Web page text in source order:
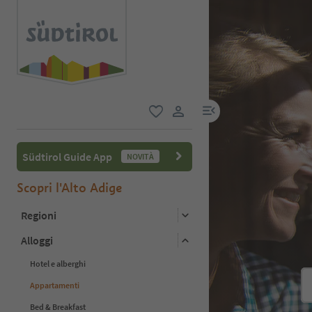
user link
menu link
Südtirol Guide App NOVITÀ
Scopri l'Alto Adige
Regioni
Alloggi
Hotel e alberghi
Appartamenti
Bed & Breakfast